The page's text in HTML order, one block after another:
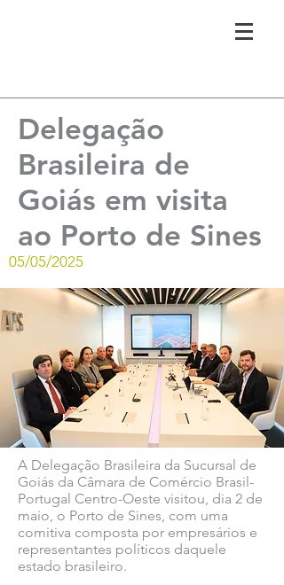
Delegação
Brasileira de
Goiás em visita
ao Porto de Sines
05/05/2025
A Delegação Brasileira da Sucursal de
Goiás da Câmara de Comércio Brasil-
Portugal Centro-Oeste visitou, dia 2 de
maio, o Porto de Sines, com uma
comitiva composta por empresários e
representantes políticos daquele
estado brasileiro.